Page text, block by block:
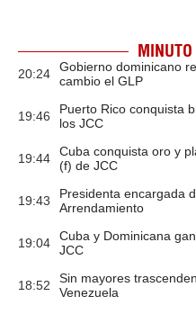
20:24
Gobierno dominicano
cambio el GLP
19:46
Puerto Rico conquista
los JCC
19:44
Cuba conquista oro y
(f) de JCC
19:43
Presidenta encargada
Arrendamiento
19:04
Cuba y Dominicana
JCC
18:52
Sin mayores
Venezuela